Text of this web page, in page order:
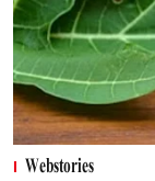
Webstories